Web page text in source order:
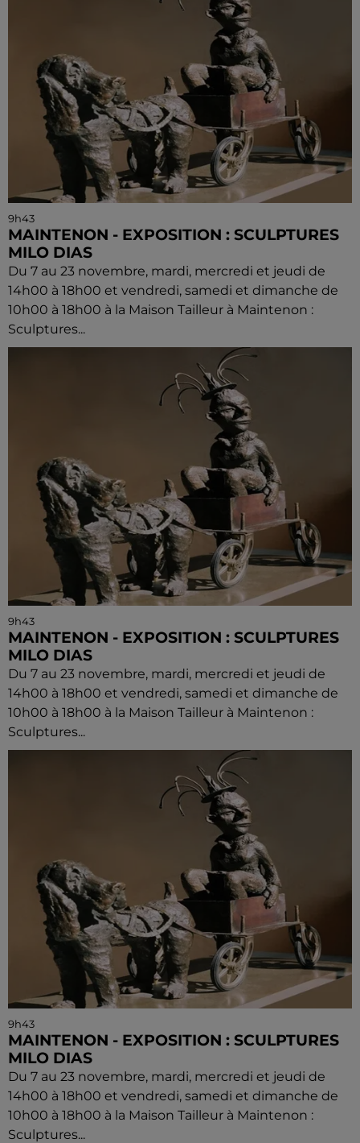
9h43
MAINTENON - EXPOSITION : SCULPTURES
MILO DIAS
Du 7 au 23 novembre, mardi, mercredi et jeudi de
14h00 à 18h00 et vendredi, samedi et dimanche de
10h00 à 18h00 à la Maison Tailleur à Maintenon :
Sculptures...
9h43
MAINTENON - EXPOSITION : SCULPTURES
MILO DIAS
Du 7 au 23 novembre, mardi, mercredi et jeudi de
14h00 à 18h00 et vendredi, samedi et dimanche de
10h00 à 18h00 à la Maison Tailleur à Maintenon :
Sculptures...
9h43
MAINTENON - EXPOSITION : SCULPTURES
MILO DIAS
Du 7 au 23 novembre, mardi, mercredi et jeudi de
14h00 à 18h00 et vendredi, samedi et dimanche de
10h00 à 18h00 à la Maison Tailleur à Maintenon :
Sculptures...